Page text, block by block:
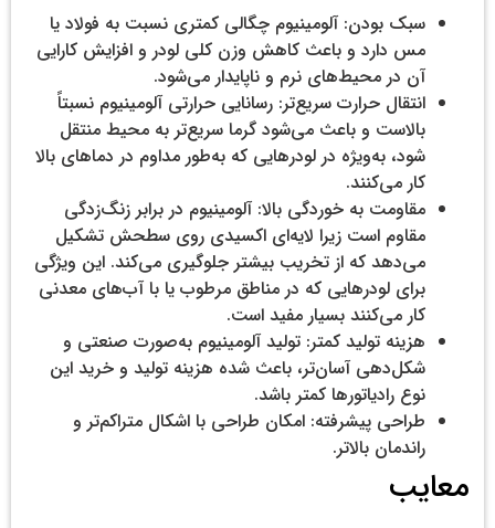
سبک بودن: آلومینیوم چگالی کمتری نسبت به فولاد یا
مس دارد و باعث کاهش وزن کلی لودر و افزایش کارایی
آن در محیط‌های نرم و ناپایدار می‌شود.
انتقال حرارت سریع‌تر: رسانایی حرارتی آلومینیوم نسبتاً
بالاست و باعث می‌شود گرما سریع‌تر به محیط منتقل
شود، به‌ویژه در لودرهایی که به‌طور مداوم در دماهای بالا
کار می‌کنند.
مقاومت به خوردگی بالا: آلومینیوم در برابر زنگ‌زدگی
مقاوم است زیرا لایه‌ای اکسیدی روی سطحش تشکیل
می‌دهد که از تخریب بیشتر جلوگیری می‌کند. این ویژگی
برای لودرهایی که در مناطق مرطوب یا با آب‌های معدنی
کار می‌کنند بسیار مفید است.
هزینه تولید کمتر: تولید آلومینیوم به‌صورت صنعتی و
شکل‌دهی آسان‌تر، باعث شده هزینه تولید و خرید این
نوع رادیاتورها کمتر باشد.
طراحی پیشرفته: امکان طراحی با اشکال متراکم‌تر و
راندمان بالاتر.
معایب